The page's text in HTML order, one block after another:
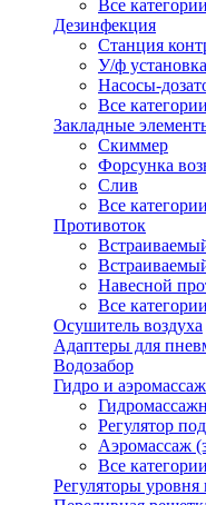
Все
Дезинфекция
Станция
У/ф установка
Насосы-
Все
Закладные
Скиммер
Форсунка
Слив
Все
Противоток
Навесной
Все
Осушитель воздуха
Адаптеры для
Водозабор
Гидро и аэромассаж
Регулятор
Аэромассаж
Все
Регуляторы уровня